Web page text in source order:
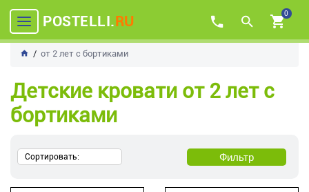
POSTELLI.RU 0
от 2 лет с бортиками
Детские кровати от 2 лет с
бортиками
Сортировать: Фильтр